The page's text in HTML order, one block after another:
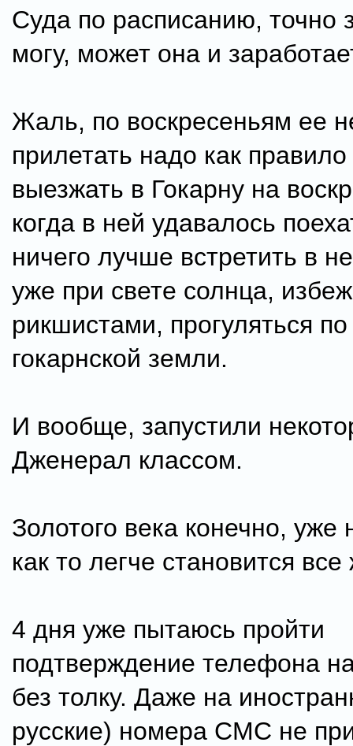
Суда по расписанию, точно
могу, может она и
Жаль, по воскресеньям ее
прилетать надо как
выезжать в Гокарну на
когда в ней удавалось
ничего лучше встретить в
уже при свете солнца,
рикшистами, прогуляться
гокарнской земли.
И вообще, запустили
Дженерал классом.
Золотого века конечно, уже
как то легче становится
4 дня уже пытаюсь пройти
подтверждение телефона
без толку. Даже на
русские) номера СМС не